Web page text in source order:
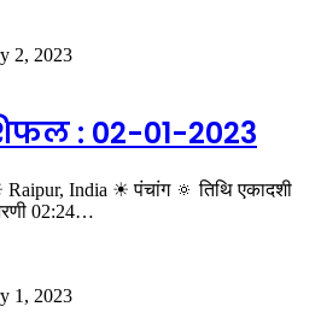
2, 2023
: 02-01-2023
India ☀ पंचांग 🔅 तिथि एकादशी
02:24…
1, 2023